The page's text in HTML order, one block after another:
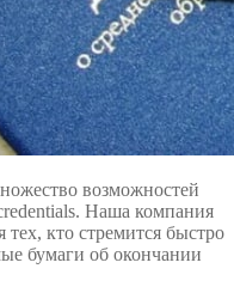
возможностей
Наша компания
тех, кто стремится быстро
бумаги об окончании